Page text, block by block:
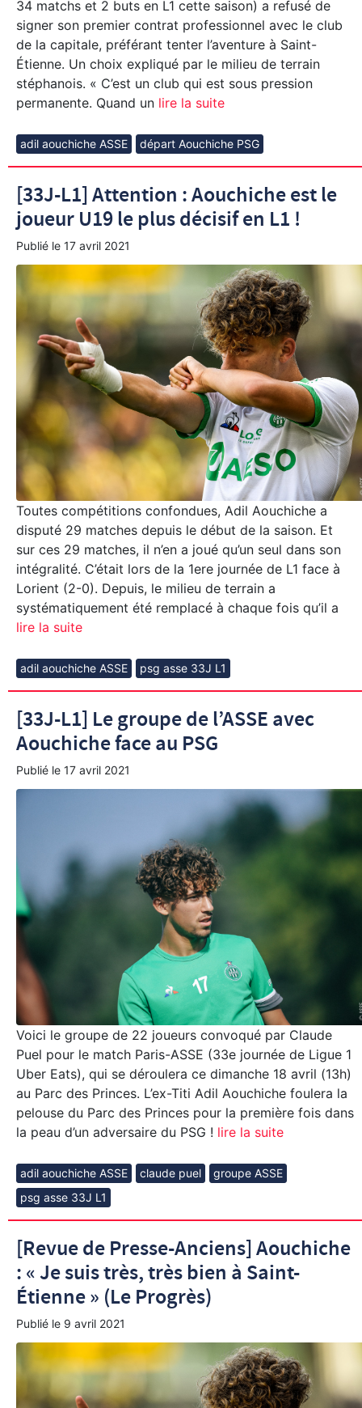
34 matchs et 2 buts en L1 cette saison) a refusé de
signer son premier contrat professionnel avec le club
de la capitale, préférant tenter l’aventure à Saint-
Étienne. Un choix expliqué par le milieu de terrain
stéphanois. « C’est un club qui est sous pression
permanente. Quand un lire la suite
adil aouchiche ASSE départ Aouchiche PSG
[33J-L1] Attention : Aouchiche est le
joueur U19 le plus décisif en L1 !
Publié le 17 avril 2021
Toutes compétitions confondues, Adil Aouchiche a
disputé 29 matches depuis le début de la saison. Et
sur ces 29 matches, il n’en a joué qu’un seul dans son
intégralité. C’était lors de la 1ere journée de L1 face à
Lorient (2-0). Depuis, le milieu de terrain a
systématiquement été remplacé à chaque fois qu’il a
lire la suite
adil aouchiche ASSE psg asse 33J L1
[33J-L1] Le groupe de l’ASSE avec
Aouchiche face au PSG
Publié le 17 avril 2021
Voici le groupe de 22 joueurs convoqué par Claude
Puel pour le match Paris-ASSE (33e journée de Ligue 1
Uber Eats), qui se déroulera ce dimanche 18 avril (13h)
au Parc des Princes. L’ex-Titi Adil Aouchiche foulera la
pelouse du Parc des Princes pour la première fois dans
la peau d’un adversaire du PSG ! lire la suite
adil aouchiche ASSE claude puel
groupe ASSE
psg asse 33J L1
[Revue de Presse-Anciens] Aouchiche
: « Je suis très, très bien à Saint-
Étienne » (Le Progrès)
Publié le 9 avril 2021